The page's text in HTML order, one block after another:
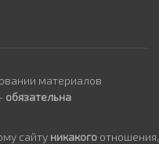
материалов
обязательна
сайту никакого отношения,